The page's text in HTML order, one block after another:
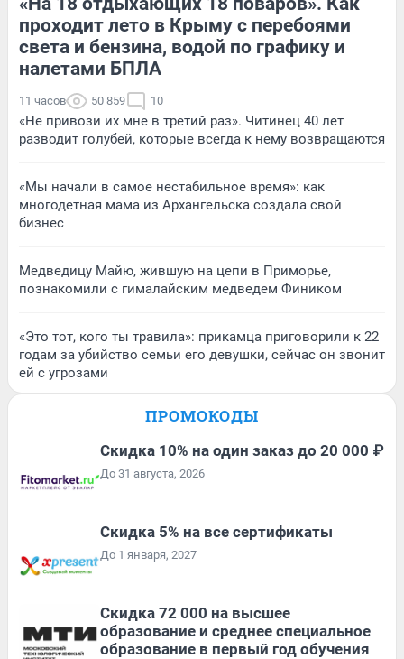
проходит лето в Крыму с перебоями
света и бензина, водой по графику и
налетами БПЛА
11 часов 50 859 10
«Не привози их мне в третий раз». Читинец 40 лет
разводит голубей, которые всегда к нему возвращаются
«Мы начали в самое нестабильное время»: как
многодетная мама из Архангельска создала свой
бизнес
Медведицу Майю, жившую на цепи в Приморье,
познакомили с гималайским медведем Фиником
«Это тот, кого ты травила»: прикамца приговорили к 22
годам за убийство семьи его девушки, сейчас он звонит
ей с угрозами
ПРОМОКОДЫ
Скидка 10% на один заказ до 20 000 ₽
До 31 августа, 2026
Скидка 5% на все сертификаты
До 1 января, 2027
Скидка 72 000 на высшее
образование и среднее специальное
образование в первый год обучения